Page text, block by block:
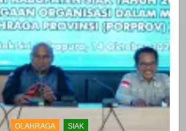
OLAHRAGA SIAK